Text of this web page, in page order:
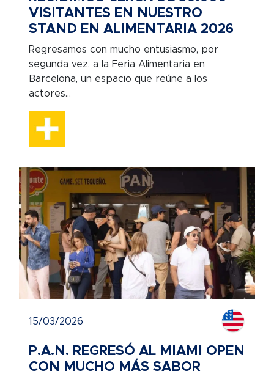
VISITANTES EN NUESTRO
STAND EN ALIMENTARIA 2026
Regresamos con mucho entusiasmo, por
segunda vez, a la Feria Alimentaria en
Barcelona, un espacio que reúne a los
actores...
15/03/2026
P.A.N. REGRESÓ AL MIAMI OPEN
CON MUCHO MÁS SABOR